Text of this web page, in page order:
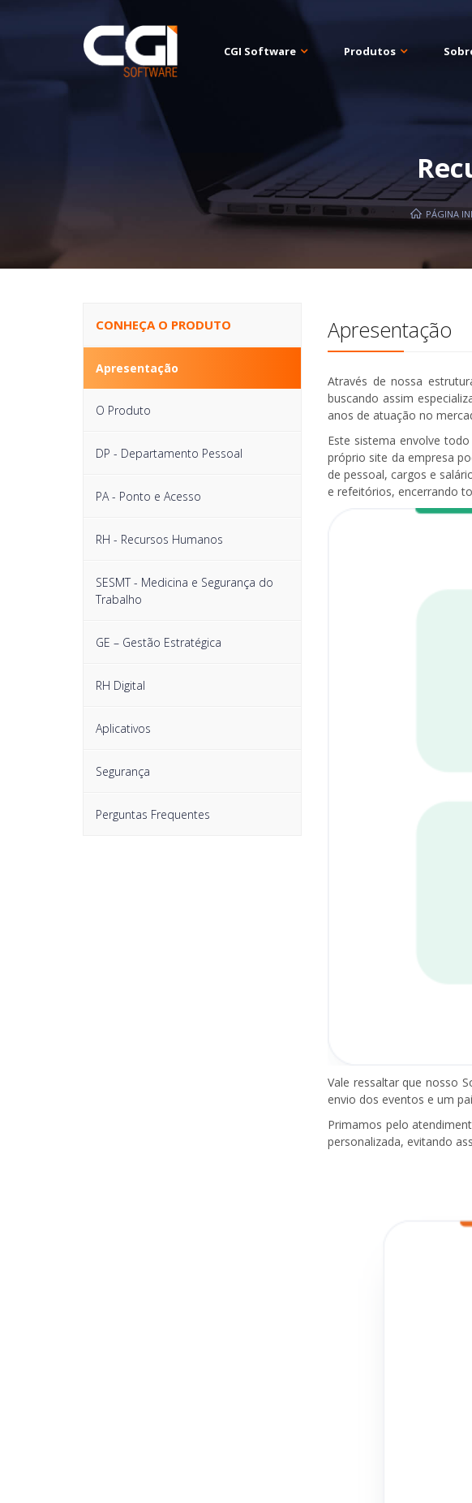
CGI Software Produtos
PÁGINA
CONHEÇA O PRODUTO
Apresentação
O Produto
DP - Departamento Pessoal
PA - Ponto e Acesso
RH - Recursos Humanos
SESMT - Medicina e Segurança do
Trabalho
GE – Gestão Estratégica
RH Digital
Aplicativos
Segurança
Perguntas Frequentes
Apresentação
Através de nossa
buscando assim
anos de atuação no
Este sistema envolve
próprio site da empresa
de pessoal, cargos e
e refeitórios, encerrando
Vale ressaltar que nosso
envio dos eventos e um
Primamos pelo
personalizada, evitando